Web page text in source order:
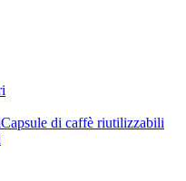
Capsule di caffè riutilizzabili